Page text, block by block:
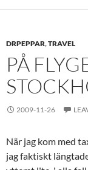
DRPEPPAR,TRAVEL
PÅ
2009-11-26
När jag kom med
jag faktiskt